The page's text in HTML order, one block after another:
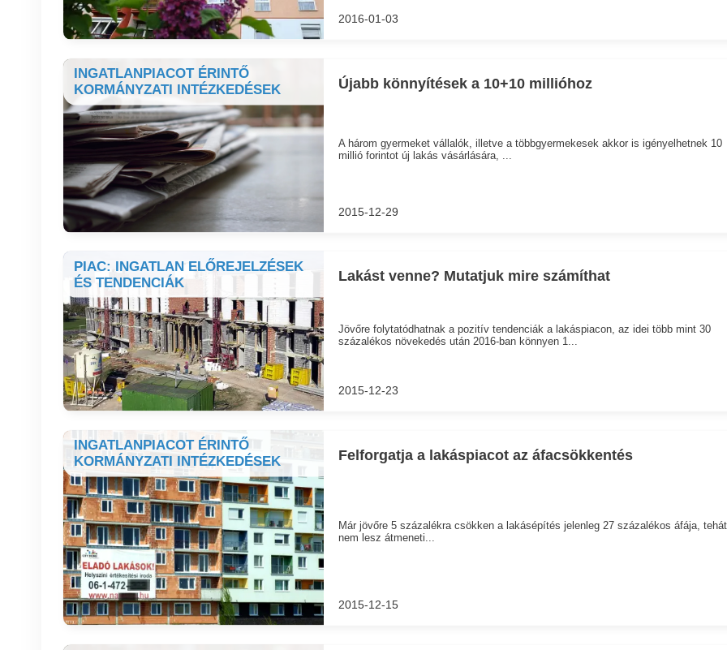
2016-01-03
INGATLANPIACOT ÉRINTŐ
KORMÁNYZATI INTÉZKEDÉSEK
Újabb könnyítések a 10+10 millióhoz
A három gyermeket vállalók, illetve a többgyermekesek akkor is igényelhetnek 10
millió forintot új lakás vásárlására, ...
2015-12-29
PIAC: INGATLAN ELŐREJELZÉSEK
ÉS TENDENCIÁK
Lakást venne? Mutatjuk mire számíthat
Jövőre folytatódhatnak a pozitív tendenciák a lakáspiacon, az idei több mint 30
százalékos növekedés után 2016-ban könnyen 1...
2015-12-23
INGATLANPIACOT ÉRINTŐ
KORMÁNYZATI INTÉZKEDÉSEK
Felforgatja a lakáspiacot az áfacsökkentés
Már jövőre 5 százalékra csökken a lakásépítés jelenleg 27 százalékos áfája, tehát
nem lesz átmeneti...
2015-12-15